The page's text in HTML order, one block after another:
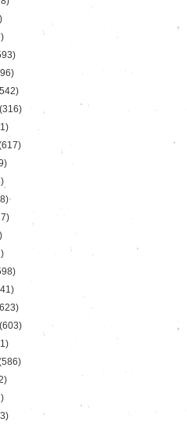
(316)
(603)